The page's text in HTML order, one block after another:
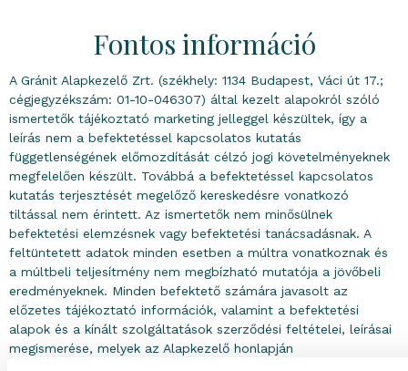
Fontos információ
A Gránit Alapkezelő Zrt. (székhely: 1134 Budapest, Váci út 17.;
cégjegyzékszám: 01-10-046307) által kezelt alapokról szóló
ismertetők tájékoztató marketing jelleggel készültek, így a
leírás nem a befektetéssel kapcsolatos kutatás
függetlenségének előmozdítását célzó jogi követelményeknek
megfelelően készült. Továbbá a befektetéssel kapcsolatos
kutatás terjesztését megelőző kereskedésre vonatkozó
tiltással nem érintett. Az ismertetők nem minősülnek
befektetési elemzésnek vagy befektetési tanácsadásnak. A
feltüntetett adatok minden esetben a múltra vonatkoznak és
a múltbeli teljesítmény nem megbízható mutatója a jövőbeli
eredményeknek. Minden befektető számára javasolt az
előzetes tájékoztató információk, valamint a befektetési
alapok és a kínált szolgáltatások szerződési feltételei, leírásai
megismerése, melyek az Alapkezelő honlapján